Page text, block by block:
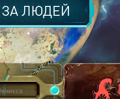
ЛЮДЕЙ